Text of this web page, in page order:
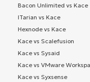
Bacon Unlimited vs Kace
ITarian vs Kace
Hexnode vs Kace
Kace vs Scalefusion
Kace vs Sysaid
Kace vs VMware
Kace vs Syxsense